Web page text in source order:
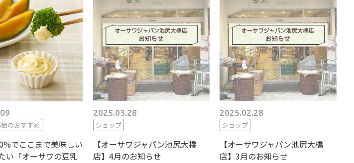
のおすすめ
でここまで美味しい
い「オーサワの豆乳
2025.03.28
ショップ
【オーサワジャパン池尻大橋
店】4月のお知らせ
2025.02.28
ショップ
【オーサワジャパン池尻大橋
店】3月のお知らせ